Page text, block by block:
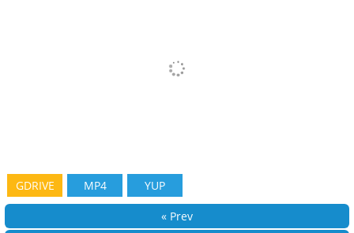
GDRIVE MP4 YUP
« Prev